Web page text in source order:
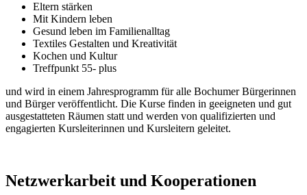
Eltern stärken
Mit Kindern leben
Gesund leben im Familienalltag
Textiles Gestalten und Kreativität
Kochen und Kultur
Treffpunkt 55- plus
und wird in einem Jahresprogramm für alle Bochumer Bürgerinnen
und Bürger veröffentlicht. Die Kurse finden in geeigneten und gut
ausgestatteten Räumen statt und werden von qualifizierten und
engagierten Kursleiterinnen und Kursleitern geleitet.
Netzwerkarbeit und Kooperationen